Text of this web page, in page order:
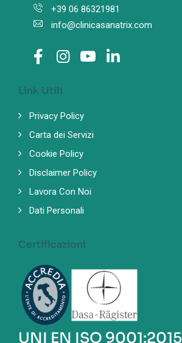
+39 06 86321981
info@clinicasanatrix.com
Link Utili
Privacy Policy
Carta dei Servizi
Cookie Policy
Disclaimer Policy
Lavora Con Noi
Dati Personali
Certificazioni
UNI EN ISO 9001:2015